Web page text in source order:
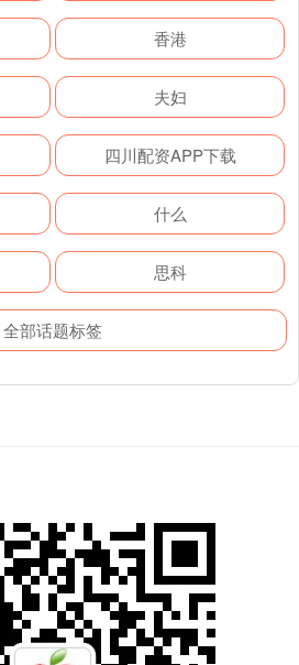
香港
夫妇
四川配资APP下载
什么
思科
全部话题标签